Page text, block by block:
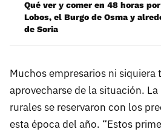
Qué ver y comer en 48 horas
Lobos, el Burgo de Osma y
de Soria
Muchos empresarios ni
aprovecharse de la situación. La
rurales se reservaron con los
esta época del año. “Estos